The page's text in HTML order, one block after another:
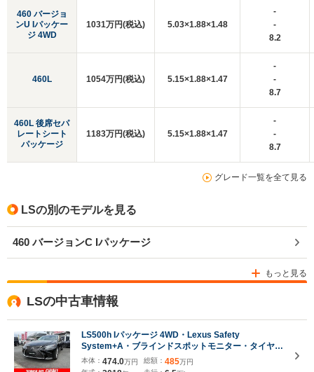
460 バージョ
ンU Iパッケー
ジ 4WD
460L
460L 後席セパ
レートシート
パッケージ
1031万円(税込) 5.03×1.88×1.48
-
-
8.2
1054万円(税込) 5.15×1.88×1.47
-
-
8.7
1183万円(税込) 5.15×1.88×1.47
-
-
8.7
グレード一覧を全て見る
LSの別のモデルを見る
460 バージョンC Iパッケージ
もっと見る
LSの中古車情報
LS500h Iパッケージ 4WD・Lexus Safety
System+A・ブラインドスポットモニター・タイヤ空
気圧警告表示・ドア&トランクイージークローザー・
パワートランクリッド・大型カラーヘッドアップディ
本体： 474.0万円
総額： 485万円